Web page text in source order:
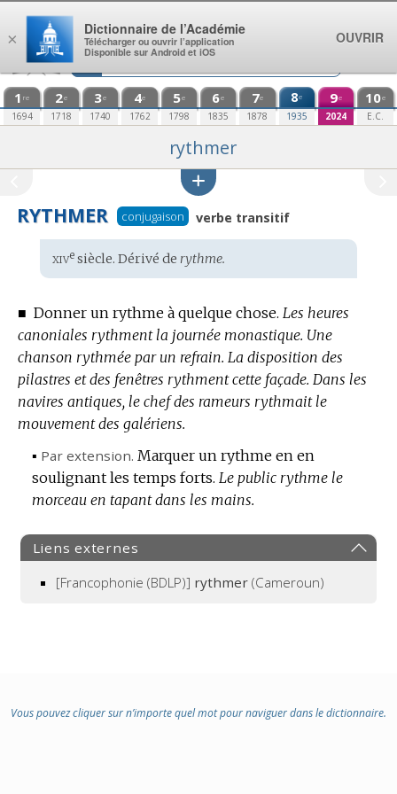
Aller au contenu
1 re
1694
2e
1718
3e
1740
4e
1762
5e
1798
6e
1835
7e
1878
8e
1935
9e
2024
10e
E.C.
rythmer
RYTHMER conjugaison verbe transitif
Étymologie
:
xivesiècle. Dérivé de rythme.
■ Donner un rythme à quelque chose. Les heures
canoniales rythment la journée monastique. Une
chanson rythmée par un refrain. La disposition des
pilastres et des fenêtres rythment cette façade. Dans les
navires antiques, le chef des rameurs rythmait le
mouvement des galériens.
▪ Par extension. Marquer un rythme en en
soulignant les temps forts. Le public rythme le
morceau en tapant dans les mains.
Liens externes
[Francophonie (BDLP)] rythmer (Cameroun)
Vous pouvez cliquer sur n’importe quel mot pour naviguer dans le dictionnaire.
×
Dictionnaire de l’Académie
Télécharger ou ouvrir l’application
Disponible sur Android et iOS
OUVRIR